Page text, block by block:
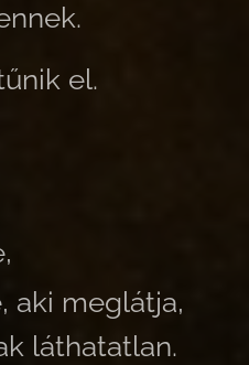
el.
aki meglátja,
láthatatlan.